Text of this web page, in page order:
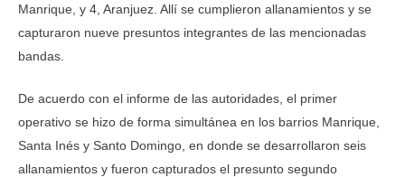
Manrique, y 4, Aranjuez. Allí se cumplieron allanamientos y se
capturaron nueve presuntos integrantes de las mencionadas
bandas.
De acuerdo con el informe de las autoridades, el primer
operativo se hizo de forma simultánea en los barrios Manrique,
Santa Inés y Santo Domingo, en donde se desarrollaron seis
allanamientos y fueron capturados el presunto segundo